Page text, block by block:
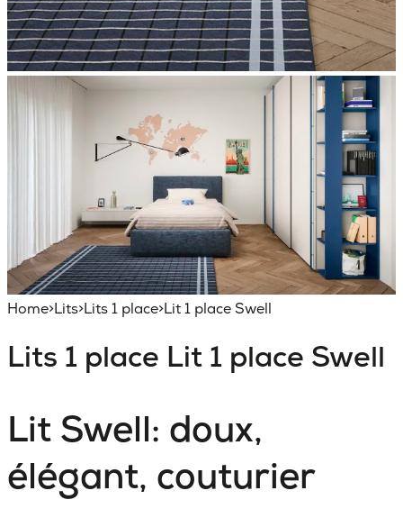
Home>Lits>Lits 1 place>Lit 1 place Swell
Lits 1 place Lit 1 place Swell
Lit Swell: doux,
élégant, couturier